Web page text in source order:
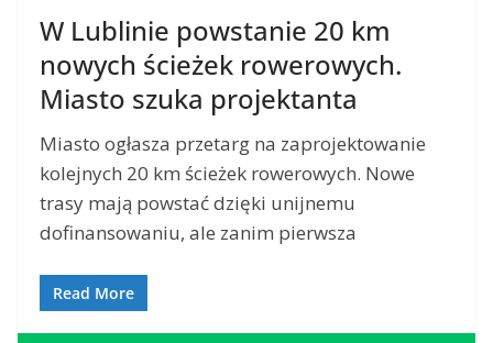
W Lublinie powstanie 20 km
nowych ścieżek rowerowych.
Miasto szuka projektanta
Miasto ogłasza przetarg na zaprojektowanie
kolejnych 20 km ścieżek rowerowych. Nowe
trasy mają powstać dzięki unijnemu
dofinansowaniu, ale zanim pierwsza
Read More